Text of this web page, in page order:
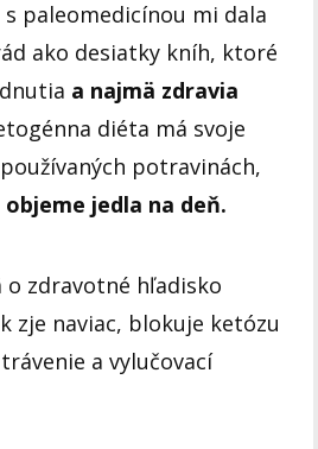
s paleomedicínou mi dala
ako desiatky kníh, ktoré
a najmä zdravia
diéta má svoje
potravinách,
jedla na deň.
o zdravotné hľadisko
zje naviac, blokuje ketózu
a vylučovací